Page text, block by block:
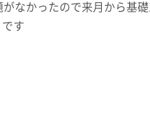
なかったので来月から基
す